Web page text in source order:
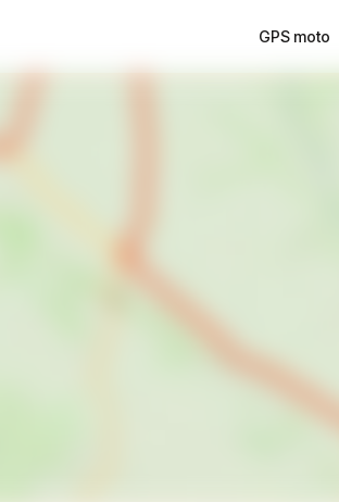
GPS moto